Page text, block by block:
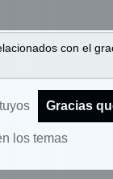
con el
Gracias
los temas